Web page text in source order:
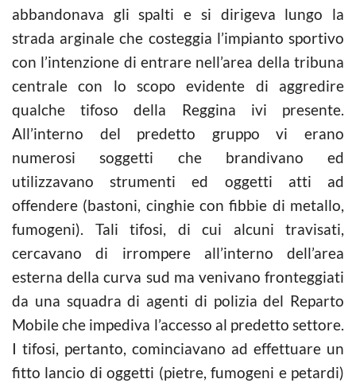
abbandonava gli spalti e si dirigeva lungo la
strada arginale che costeggia l’impianto sportivo
con l’intenzione di entrare nell’area della tribuna
centrale con lo scopo evidente di aggredire
qualche tifoso della Reggina ivi presente.
All’interno del predetto gruppo vi erano
numerosi soggetti che brandivano ed
utilizzavano strumenti ed oggetti atti ad
offendere (bastoni, cinghie con fibbie di metallo,
fumogeni). Tali tifosi, di cui alcuni travisati,
cercavano di irrompere all’interno dell’area
esterna della curva sud ma venivano fronteggiati
da una squadra di agenti di polizia del Reparto
Mobile che impediva l’accesso al predetto settore.
I tifosi, pertanto, cominciavano ad effettuare un
fitto lancio di oggetti (pietre, fumogeni e petardi)